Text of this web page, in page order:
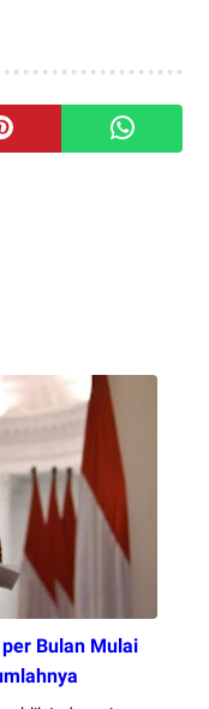
Bulan Mulai